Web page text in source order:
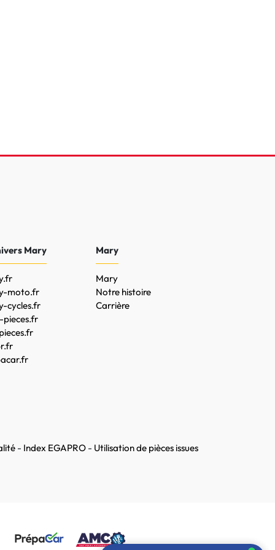
90
Mary
moto.fr
cycles.fr
pieces.fr
Mary
Mary
Notre histoire
Carrière
- Index EGAPRO - Utilisation de pièces issues